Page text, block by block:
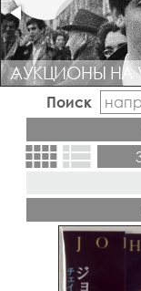
АУКЦИОНЫ НА
Поиск
view_comfyview_list